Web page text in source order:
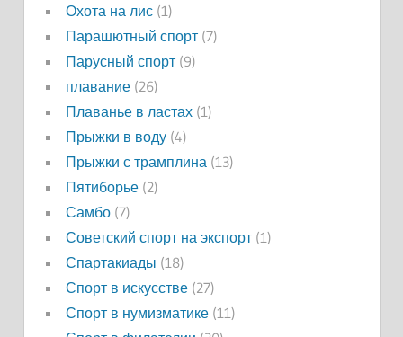
Охота на лис(1)
Парашютный спорт(7)
Парусный спорт(9)
плавание(26)
Плаванье в ластах(1)
Прыжки в воду(4)
Прыжки с трамплина (13)
Пятиборье(2)
Самбо(7)
Советский спорт на экспорт(1)
Спартакиады (18)
Спорт в искусстве(27)
Спорт в нумизматике(11)